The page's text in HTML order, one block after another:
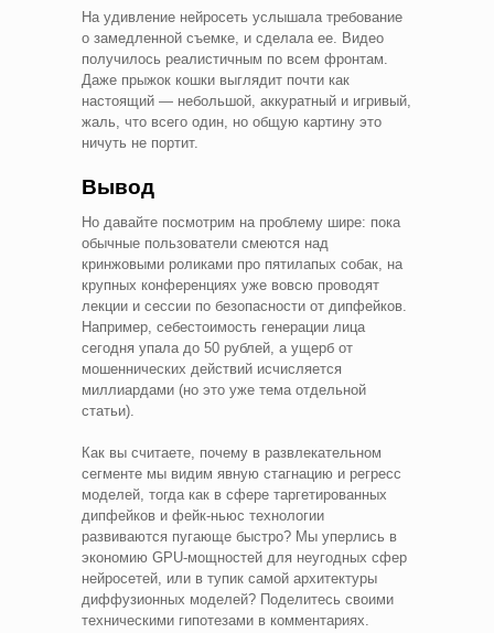
На удивление нейросеть услышала требование
о замедленной съемке, и сделала ее. Видео
получилось реалистичным по всем фронтам.
Даже прыжок кошки выглядит почти как
настоящий — небольшой, аккуратный и игривый,
жаль, что всего один, но общую картину это
ничуть не портит.
Вывод
Но давайте посмотрим на проблему шире: пока
обычные пользователи смеются над
кринжовыми роликами про пятилапых собак, на
крупных конференциях уже вовсю проводят
лекции и сессии по безопасности от дипфейков.
Например, себестоимость генерации лица
сегодня упала до 50 рублей, а ущерб от
мошеннических действий исчисляется
миллиардами (но это уже тема отдельной
статьи).
Как вы считаете, почему в развлекательном
сегменте мы видим явную стагнацию и регресс
моделей, тогда как в сфере таргетированных
дипфейков и фейк-ньюс технологии
развиваются пугающе быстро? Мы уперлись в
экономию GPU-мощностей для неугодных сфер
нейросетей, или в тупик самой архитектуры
диффузионных моделей? Поделитесь своими
техническими гипотезами в комментариях.